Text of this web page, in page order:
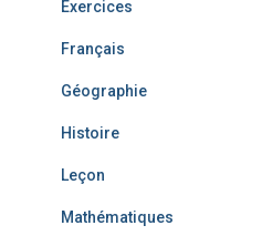
Exercices
Français
Géographie
Histoire
Leçon
Mathématiques